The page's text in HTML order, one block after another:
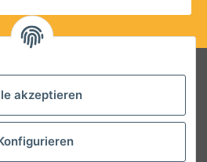
akzeptieren
auf Social Media